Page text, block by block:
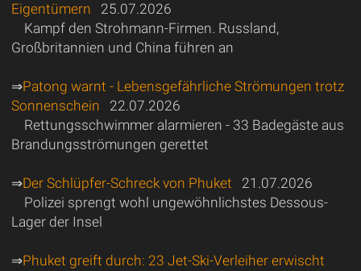
Eigentümern 25.07.2026
Kampf den Strohmann-Firmen. Russland,
Großbritannien und China führen an
⇒Patong warnt - Lebensgefährliche Strömungen trotz
Sonnenschein 22.07.2026
Rettungsschwimmer alarmieren - 33 Badegäste aus
Brandungsströmungen gerettet
⇒Der Schlüpfer-Schreck von Phuket 21.07.2026
Polizei sprengt wohl ungewöhnlichstes Dessous-
Lager der Insel
⇒Phuket greift durch: 23 Jet-Ski-Verleiher erwischt